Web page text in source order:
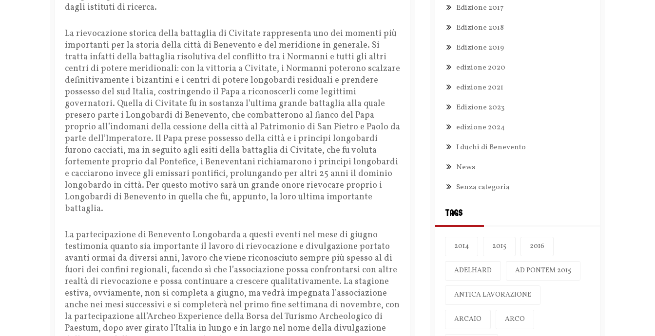
dagli istituti di ricerca.
La rievocazione storica della battaglia di Civitate rappresenta uno dei momenti più
importanti per la storia della città di Benevento e del meridione in generale. Si
tratta infatti della battaglia risolutiva del conflitto tra i Normanni e tutti gli altri
centri di potere meridionali: con la vittoria a Civitate, i Normanni poterono scalzare
definitivamente i bizantini e i centri di potere longobardi residuali e prendere
possesso del sud Italia, costringendo il Papa a riconoscerli come legittimi
governatori. Quella di Civitate fu in sostanza l’ultima grande battaglia alla quale
presero parte i Longobardi di Benevento, che combatterono al fianco del Papa
proprio all’indomani della cessione della città al Patrimonio di San Pietro e Paolo da
parte dell’Imperatore. Il Papa prese possesso della città e i principi longobardi
furono cacciati, ma in seguito agli esiti della battaglia di Civitate, che fu voluta
fortemente proprio dal Pontefice, i Beneventani richiamarono i principi longobardi
e cacciarono invece gli emissari pontifici, prolungando per altri 25 anni il dominio
longobardo in città. Per questo motivo sarà un grande onore rievocare proprio i
Longobardi di Benevento in quella che fu, appunto, la loro ultima importante
battaglia.
La partecipazione di Benevento Longobarda a questi eventi nel mese di giugno
testimonia quanto sia importante il lavoro di rievocazione e divulgazione portato
avanti ormai da diversi anni, lavoro che viene riconosciuto sempre più spesso al di
fuori dei confini regionali, facendo sì che l’associazione possa confrontarsi con altre
realtà di rievocazione e possa continuare a crescere qualitativamente. La stagione
estiva, ovviamente, non si completa a giugno, ma vedrà impegnata l’associazione
anche nei mesi successivi e si completerà nel primo fine settimana di novembre, con
la partecipazione all’Archeo Experience della Borsa del Turismo Archeologico di
Paestum, dopo aver girato l’Italia in lungo e in largo nel nome della divulgazione
Edizione 2017
Edizione 2018
Edizione 2019
edizione 2020
edizione 2021
Edizione 2023
edizione 2024
I duchi di Benevento
News
Senza categoria
TAGS
2014 2015 2016
ADELHARD AD PONTEM 2015
ANTICA LAVORAZIONE
ARCAIO ARCO